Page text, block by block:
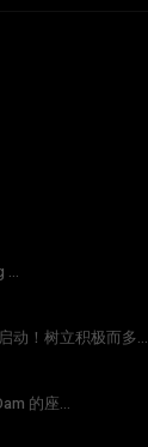
...
动！树立积极而多...
的座...